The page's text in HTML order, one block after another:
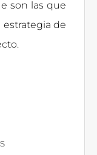
son las que
estrategia de